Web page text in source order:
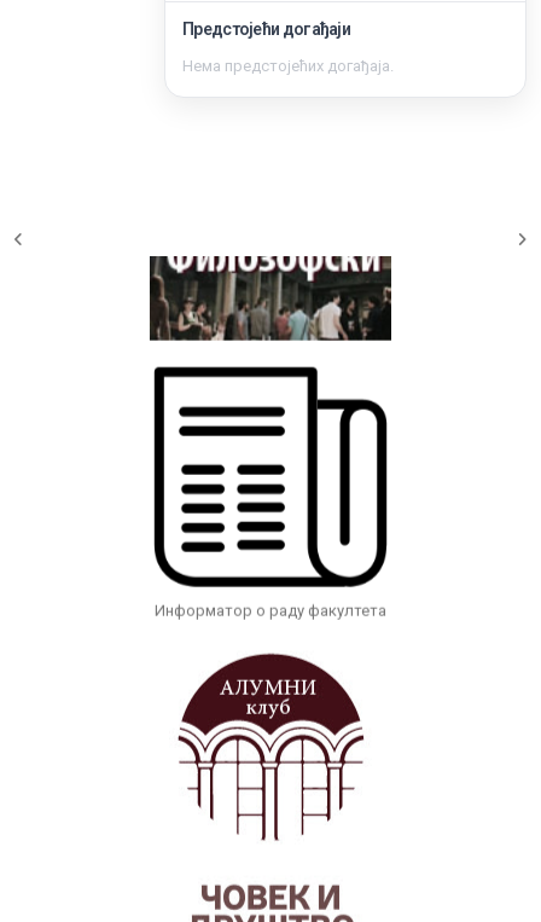
Предстојећи догађаји
Нема предстојећих догађаја.
Информатор о раду факултета